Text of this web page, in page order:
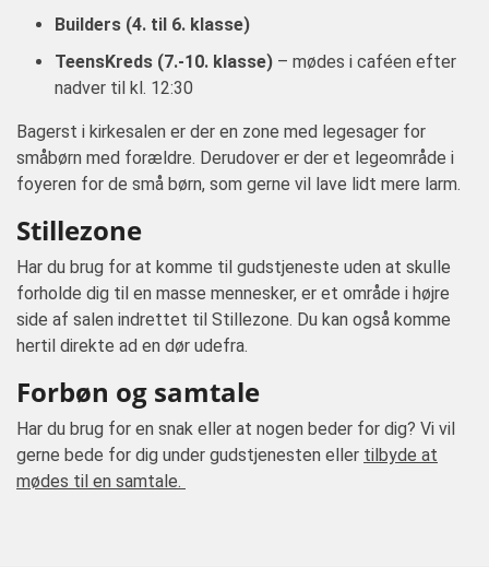
Builders (4. til 6. klasse)
TeensKreds (7.-10. klasse) – mødes i caféen efter
nadver til kl. 12:30
Bagerst i kirkesalen er der en zone med legesager for
småbørn med forældre. Derudover er der et legeområde i
foyeren for de små børn, som gerne vil lave lidt mere larm.
Stillezone
Har du brug for at komme til gudstjeneste uden at skulle
forholde dig til en masse mennesker, er et område i højre
side af salen indrettet til Stillezone. Du kan også komme
hertil direkte ad en dør udefra.
Forbøn og samtale
Har du brug for en snak eller at nogen beder for dig? Vi vil
gerne bede for dig under gudstjenesten eller tilbyde at
mødes til en samtale.